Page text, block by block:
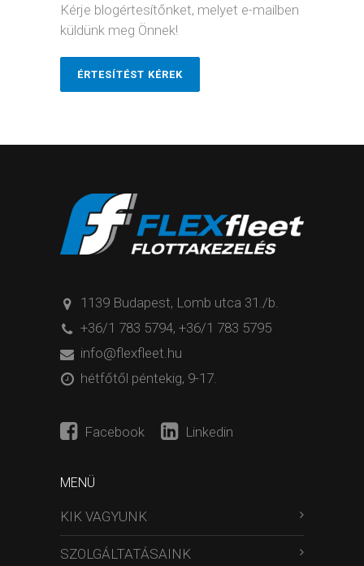
Kérje blogértesítőnket, melyet e-mailben
küldünk meg Önnek!
ÉRTESÍTÉST KÉREK
1139 Budapest, Lomb utca 31./b.
+36/1 783 5794, +36/1 783 5795
info@flexfleet.hu
hétfőtől péntekig, 9-17.
Facebook Linkedin
MENÜ
KIK VAGYUNK
SZOLGÁLTATÁSAINK